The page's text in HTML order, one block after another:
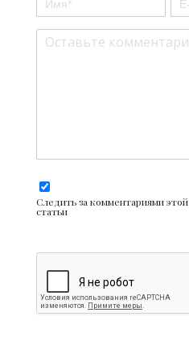
Следить за комментариями этой
статьи